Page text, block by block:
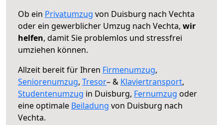
Ob ein Privatumzug von Duisburg nach Vechta
oder ein gewerblicher Umzug nach Vechta, wir
helfen, damit Sie problemlos und stressfrei
umziehen können.
Allzeit bereit für Ihren Firmenumzug,
Seniorenumzug, Tresor– & Klaviertransport,
Studentenumzug in Duisburg, Fernumzug oder
eine optimale Beiladung von Duisburg nach
Vechta.